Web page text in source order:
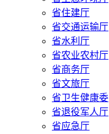
省住建厅
省交通运输厅
省水利厅
省农业农村厅
省商务厅
省文旅厅
省卫生健康委
省退役军人厅
省应急厅